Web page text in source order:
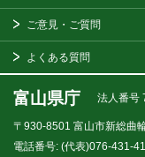
ご意見・ご質問
よくある質問
富山県庁 法人番号
〒930-8501 富山市新総曲
電話番号: (代表)076-431-